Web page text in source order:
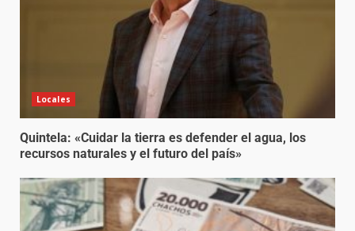
Locales
Quintela: «Cuidar la tierra es defender el agua, los
recursos naturales y el futuro del país»